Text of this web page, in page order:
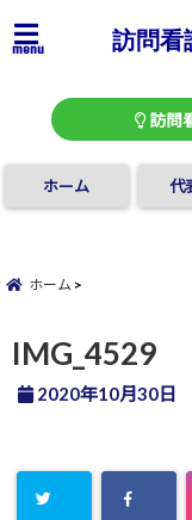
menu 訪問看
訪問
ホーム 代
ホーム
IMG_4529
2020年10月30日